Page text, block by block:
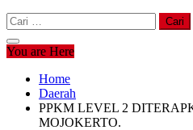
Cari
untuk:
You are Here
Home
Daerah
PPKM LEVEL 2
MOJOKERTO.